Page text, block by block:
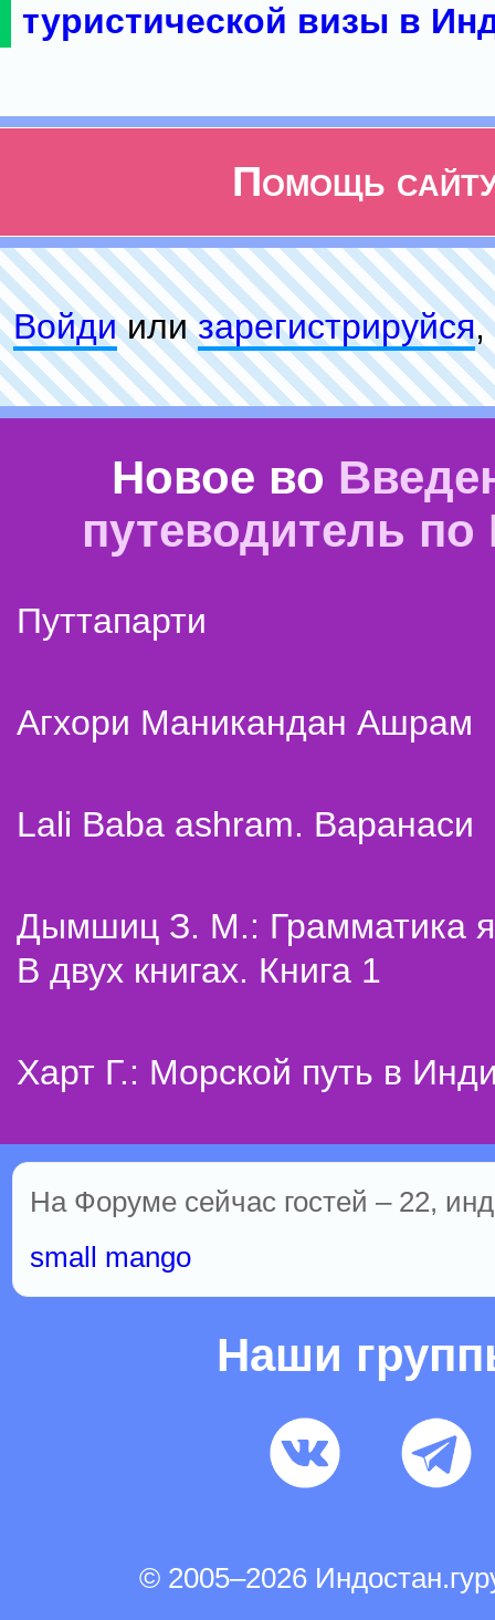
туристической визы в
Помощь
Войдиилизарeгиcтpируйся,
Новое во
путеводитель
Путтапарти
Агхори Маникандан Ашрам
Lali Baba ashram. Варанаси
Дымшиц З. М.: Грамматика
В двух книгах. Книга 1
Харт Г.: Морской путь в
На Форуме сейчас гостей – 22,
small mango
Наши
© 2005–2026